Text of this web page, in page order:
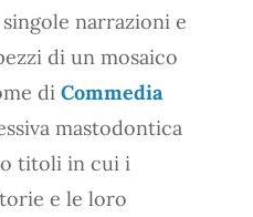
narrazioni e
di un mosaico
di Commedia
mastodontica
titoli in cui i
e le loro